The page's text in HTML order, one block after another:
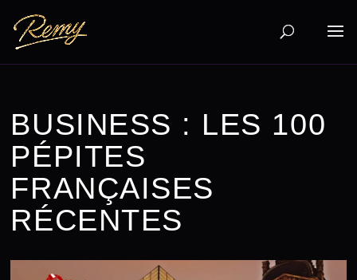
BUSINESS : LES 100
PÉPITES
FRANÇAISES
RÉCENTES